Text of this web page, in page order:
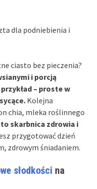
dla podniebienia i
ciasto bez pieczenia?
i porcją
– proste w
Kolejna
chia, mleka roślinnego
skarbnica zdrowia i
przygotować dzień
zdrowym śniadaniem.
słodkości na